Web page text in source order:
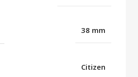
38 mm
Citizen